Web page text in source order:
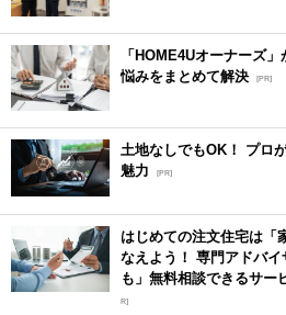
「HOME4Uオーナーズ
悩みをまとめて解決 [PR]
土地なしでもOK！ プロ
魅力
[PR]
はじめての注文住宅は「
なえよう！ 専門アドバ
も」無料相談できるサー
R]